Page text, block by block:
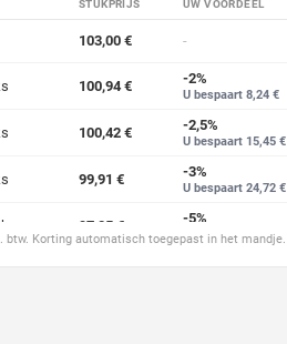
STUKPRIJS UW VOORDEEL
103,00 € -
100,94 € -2%
U bespaart 8,24 €
100,42 € -2,5%
U bespaart 15,45 €
99,91 € -3%
U bespaart 24,72 €
97,85 € -5%
U bespaart 51,50 €
btw. Korting automatisch toegepast in het mandje.